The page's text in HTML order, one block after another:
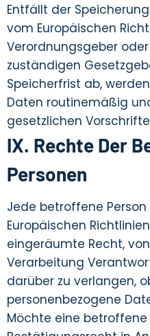
Entfällt der
vom Europäischen
Verordnungsgeber
zuständigen
Speicherfrist ab,
Daten routinemäßig
gesetzlichen
IX. Rechte Der
Personen
Jede betroffene
Europäischen
eingeräumte Recht,
Verarbeitung
darüber zu verlangen,
personenbezogene
Möchte eine betroffene